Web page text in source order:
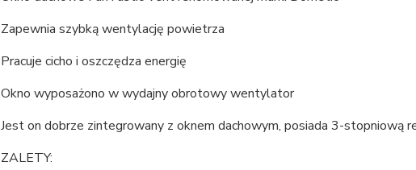
Zapewnia szybką wentylację powietrza
Pracuje cicho i oszczędza energię
Okno wyposażono w wydajny obrotowy wentylator
Jest on dobrze zintegrowany z oknem dachowym, posiada 3-stopniową
ZALETY: